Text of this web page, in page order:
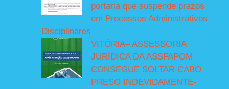
portaria que suspende prazos
em Processos Administrativos
Disciplinares
VITÓRIA– ASSESSORIA
JURÍDICA DA ASSFAPOM
CONSEGUE SOLTAR CABO
PRESO INDEVIDAMENTE-